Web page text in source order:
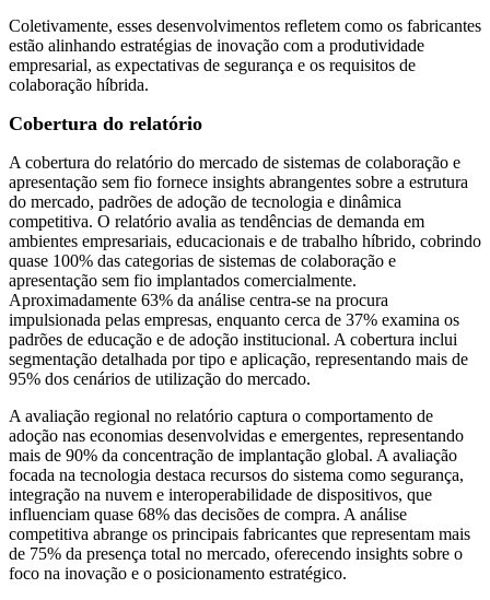
Coletivamente, esses desenvolvimentos refletem como os fabricantes
estão alinhando estratégias de inovação com a produtividade
empresarial, as expectativas de segurança e os requisitos de
colaboração híbrida.
Cobertura do relatório
A cobertura do relatório do mercado de sistemas de colaboração e
apresentação sem fio fornece insights abrangentes sobre a estrutura
do mercado, padrões de adoção de tecnologia e dinâmica
competitiva. O relatório avalia as tendências de demanda em
ambientes empresariais, educacionais e de trabalho híbrido, cobrindo
quase 100% das categorias de sistemas de colaboração e
apresentação sem fio implantados comercialmente.
Aproximadamente 63% da análise centra-se na procura
impulsionada pelas empresas, enquanto cerca de 37% examina os
padrões de educação e de adoção institucional. A cobertura inclui
segmentação detalhada por tipo e aplicação, representando mais de
95% dos cenários de utilização do mercado.
A avaliação regional no relatório captura o comportamento de
adoção nas economias desenvolvidas e emergentes, representando
mais de 90% da concentração de implantação global. A avaliação
focada na tecnologia destaca recursos do sistema como segurança,
integração na nuvem e interoperabilidade de dispositivos, que
influenciam quase 68% das decisões de compra. A análise
competitiva abrange os principais fabricantes que representam mais
de 75% da presença total no mercado, oferecendo insights sobre o
foco na inovação e o posicionamento estratégico.